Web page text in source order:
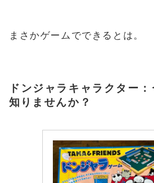
まさかゲームでできるとは。
ドンジャラキャラクター：
知りませんか？